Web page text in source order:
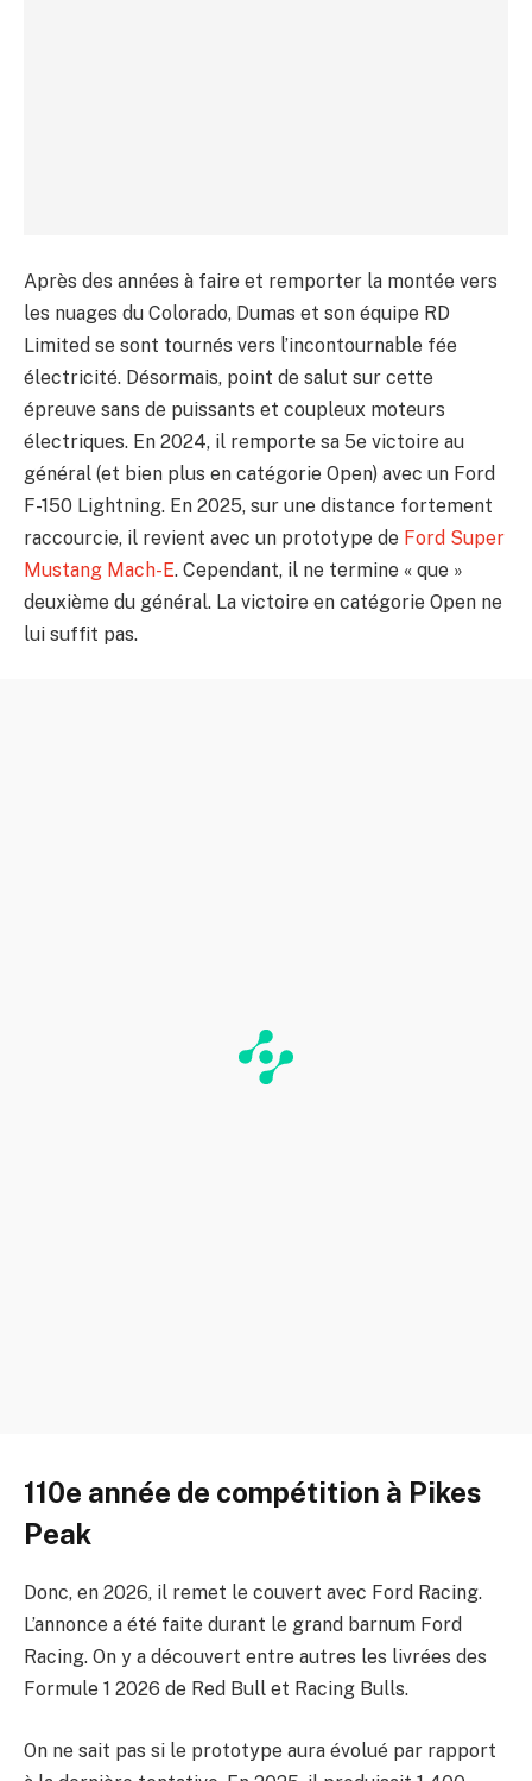
Après des années à faire et remporter la montée vers
les nuages du Colorado, Dumas et son équipe RD
Limited se sont tournés vers l’incontournable fée
électricité. Désormais, point de salut sur cette
épreuve sans de puissants et coupleux moteurs
électriques. En 2024, il remporte sa 5e victoire au
général (et bien plus en catégorie Open) avec un Ford
F-150 Lightning. En 2025, sur une distance fortement
raccourcie, il revient avec un prototype de Ford Super
Mustang Mach-E. Cependant, il ne termine « que »
deuxième du général. La victoire en catégorie Open ne
lui suffit pas.
110e année de compétition à Pikes
Peak
Donc, en 2026, il remet le couvert avec Ford Racing.
L’annonce a été faite durant le grand barnum Ford
Racing. On y a découvert entre autres les livrées des
Formule 1 2026 de Red Bull et Racing Bulls.
On ne sait pas si le prototype aura évolué par rapport